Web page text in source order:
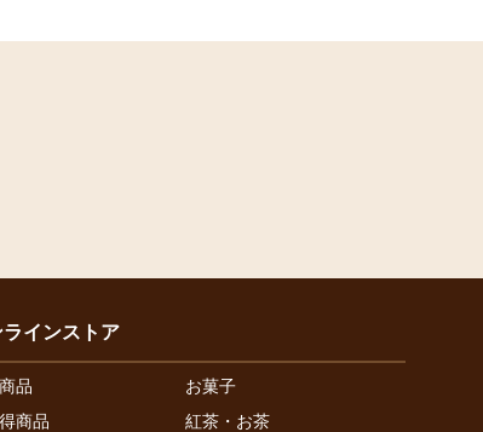
ラインストア
品
お菓子
商品
紅茶・お茶